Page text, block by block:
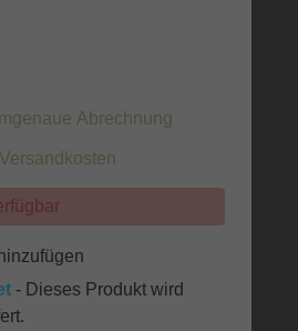
Abrechnung
- Dieses Produkt wird